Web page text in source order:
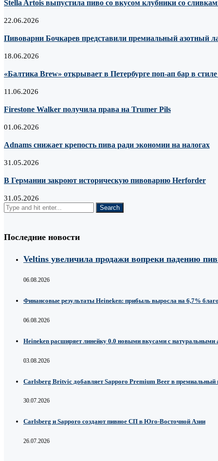
Stella Artois выпустила пиво со вкусом клубники со
22.06.2026
Пивоварни Бочкарев представили премиальный азотный
18.06.2026
«Балтика Brew» открывает в Петербурге поп-ап бар в
11.06.2026
Firestone Walker получила права на Trumer Pils
01.06.2026
Adnams снижает крепость пива ради экономии на налогах
31.05.2026
В Германии закроют историческую пивоварню Herforder
31.05.2026
Последние новости
Veltins увеличила продажи вопреки падению
06.08.2026
Финансовые результаты Heineken: прибыль выросла на 6,7%
06.08.2026
Heineken расширяет линейку 0.0 новыми вкусами с натуральными
03.08.2026
Carlsberg Britvic добавляет Sapporo Premium Beer в премиальный
30.07.2026
Carlsberg и Sapporo создают пивное СП в Юго-Восточной Азии
26.07.2026